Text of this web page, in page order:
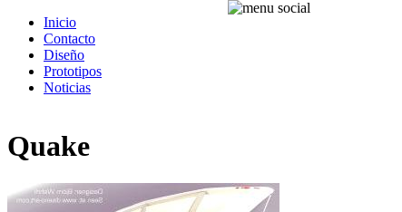
Inicio
Contacto
Diseño
Prototipos
Noticias
Quake